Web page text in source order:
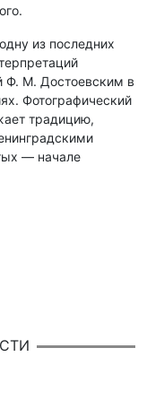
из последних
Ф. М. Достоевским в
Фотографический
традицию,
— начале